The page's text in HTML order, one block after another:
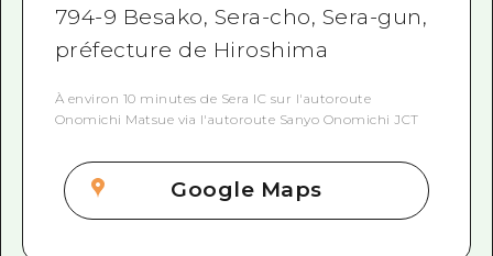
794-9 Besako, Sera-cho, Sera-gun,
préfecture de Hiroshima
À environ 10 minutes de Sera IC sur l'autoroute
Onomichi Matsue via l'autoroute Sanyo Onomichi JCT
Google Maps